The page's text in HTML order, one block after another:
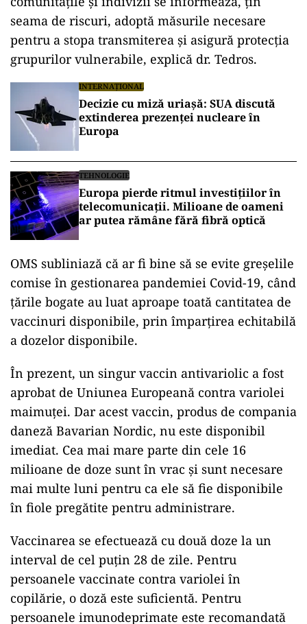
ad
Această epidemie poate fi oprită, dacă țările,
comunitățile și indivizii se informează, țin
seama de riscuri, adoptă măsurile necesare
pentru a stopa transmiterea și asigură protecția
grupurilor vulnerabile, explică dr. Tedros.
INTERNAȚIONAL
Decizie cu miză uriașă: SUA discută
extinderea prezenței nucleare în
Europa
TEHNOLOGIE
Europa pierde ritmul investițiilor în
telecomunicații. Milioane de oameni
ar putea rămâne fără fibră optică
OMS subliniază că ar fi bine să se evite greșelile
comise în gestionarea pandemiei Covid-19, când
țările bogate au luat aproape toată cantitatea de
a dozelor disponibile.
În prezent, un singur vaccin antivariolic a fost
aprobat de Uniunea Europeană contra variolei
maimuței. Dar acest vaccin, produs de compania